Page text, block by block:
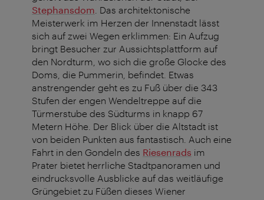
Stephansdom . Das architektonische
Meisterwerk im Herzen der Innenstadt lässt
sich auf zwei Wegen erklimmen: Ein Aufzug
bringt Besucher zur Aussichtsplattform auf
den Nordturm, wo sich die große Glocke des
Doms, die Pummerin, befindet. Etwas
anstrengender geht es zu Fuß über die 343
Stufen der engen Wendeltreppe auf die
Türmerstube des Südturms in knapp 67
Metern Höhe. Der Blick über die Altstadt ist
von beiden Punkten aus fantastisch. Auch eine
Fahrt in den Gondeln des Riesenrads im
Prater bietet herrliche Stadtpanoramen und
eindrucksvolle Ausblicke auf das weitläufige
Grüngebiet zu Füßen dieses Wiener